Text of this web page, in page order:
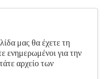
μας θα έχετε τη
ενημερωμένοι για την
αρχείο των